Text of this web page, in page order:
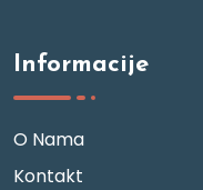
Informacije
O Nama
Kontakt